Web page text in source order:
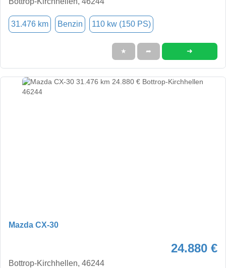
31.476 km Benzin 110 kw (150 PS)
★ ➦ ➜
Mazda CX-30
24.880 €
Bottrop-Kirchhellen, 46244